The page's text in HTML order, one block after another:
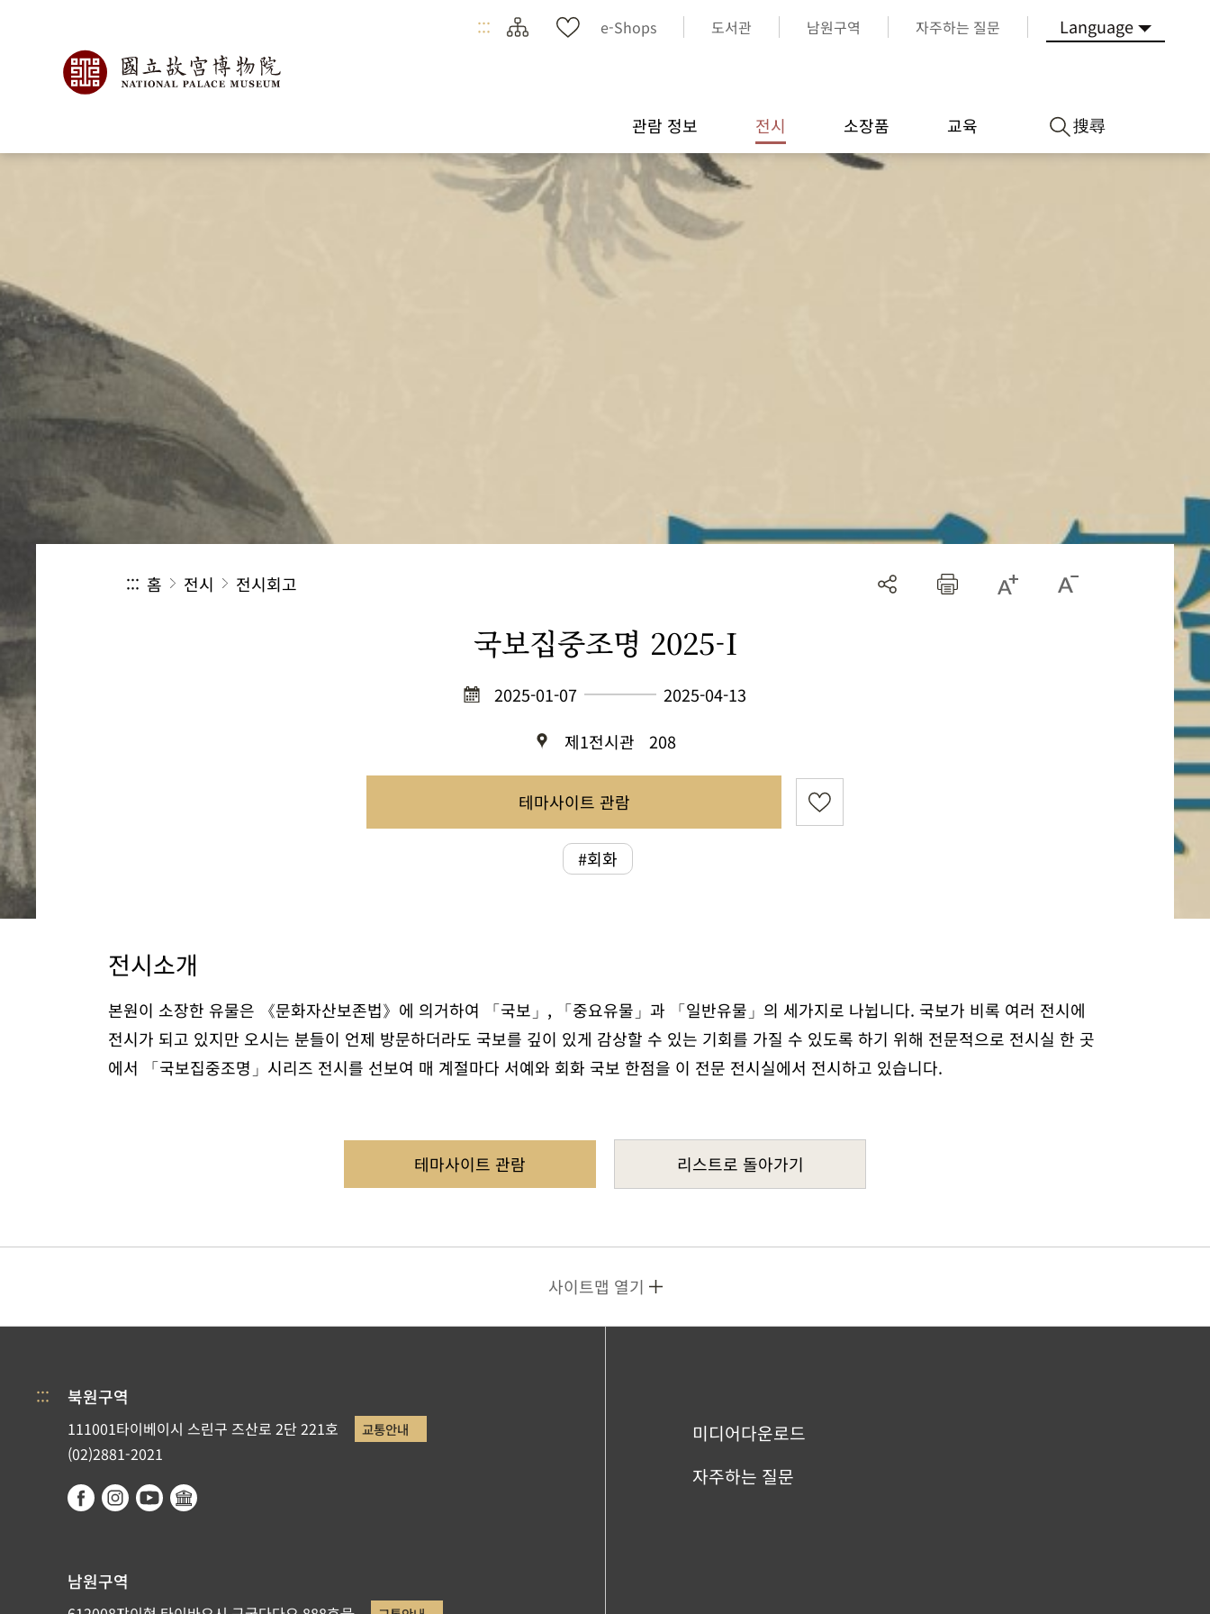
::: e-Shops 도서관 남원구역 자주하는 질문 Language
관람 정보 전시 소장품 교육 搜尋
::: 홈 전시 전시회고
국보집중조명 2025-I
2025-01-07
2025-04-13
제1전시관
208
테마사이트 관람
#회화
전시소개
본원이 소장한 유물은 《문화자산보존법》에 의거하여 「국보」, 「중요유물」과 「일반유물」의 세가지로 나뉩니다. 국보가 비록 여러 전시에
전시가 되고 있지만 오시는 분들이 언제 방문하더라도 국보를 깊이 있게 감상할 수 있는 기회를 가질 수 있도록 하기 위해 전문적으로 전시실 한 곳
에서 「국보집중조명」시리즈 전시를 선보여 매 계절마다 서예와 회화 국보 한점을 이 전문 전시실에서 전시하고 있습니다.
테마사이트 관람 리스트로 돌아가기
사이트맵 열기
::: 북원구역
111001타이베이시 스린구 즈산로 2단 221호 교통안내
(02)2881-2021
남원구역
미디어다운로드
자주하는 질문